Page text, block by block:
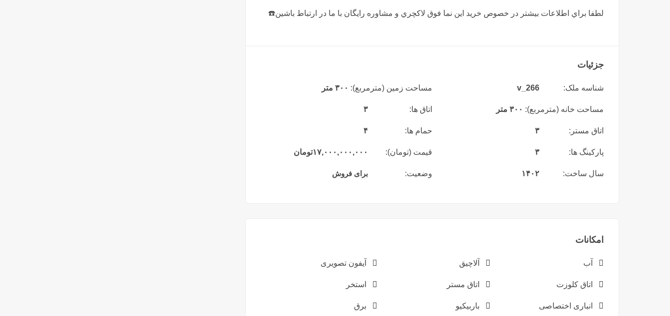
لطفا براي اطلاعات بيشتر در خصوص خريد اين نما فوق لاكچري و مشاوره رايگان با ما در ارتباط باشين☎️
جزئیات
شناسه ملک: v_266 مساحت زمین (مترمربع): ۳۰۰ متر
مساحت خانه (مترمربع): ۳۰۰ متر اتاق ها: ۳
اتاق مستر: ۳ حمام ها: ۴
پارکینگ ها: ۳ قیمت (تومان): ۱۷,۰۰۰,۰۰۰,۰۰۰تومان
سال ساخت: ۱۴۰۲ وضعیت: برای فروش
امکانات
آب آلاچیق آیفون تصویری
اتاق کلوزت اتاق مستر استخر
انباری اختصاصی باربیکیو برق